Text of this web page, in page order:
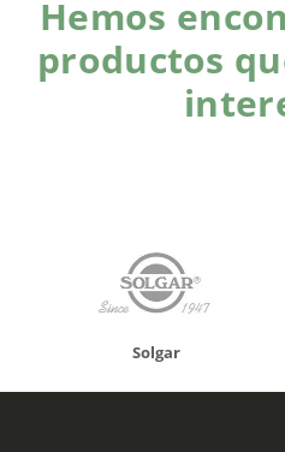
Hemos
productos
Solgar